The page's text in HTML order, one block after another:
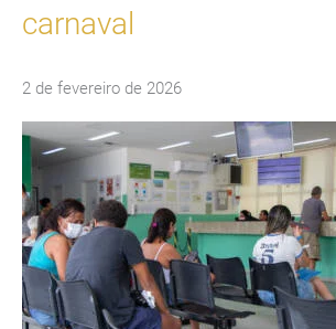
carnaval
2 de fevereiro de 2026